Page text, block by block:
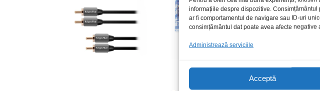
informațiile despre dispozitive.
ar fi comportamentul de navigare sau ID-uri
consimțământul dat poate avea afecte
Administrează serviciile
Acceptă